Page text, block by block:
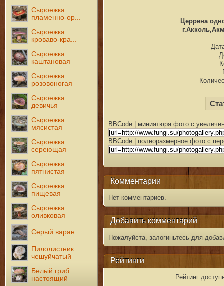
Сыроежка
пламенно-ор...
Сыроежка
кроваво-кра...
Сыроежка
каштановая
Сыроежка
розовоногая
Сыроежка
девичья
Сыроежка
мясистая
Сыроежка
сереющая
Сыроежка
пятнистая
Сыроежка
пищевая
Сыроежка
оливковая
Серый варан
Пилолистник
чешуйчатый
Белый гриб
настоящий
Церрена
BBCode | миниатюра фото с
BBCode | полноразмерное фото с
Комментарии
Нет комментариев.
Добавить комментарий
Пожалуйста, залогиньтесь для
Рейтинги
Рейтинг